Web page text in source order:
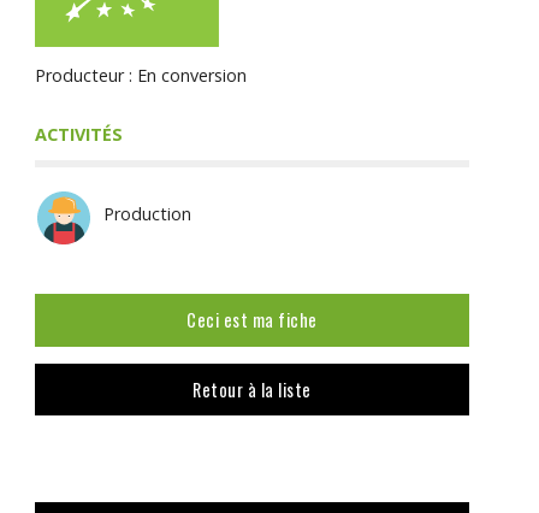
Producteur : En conversion
ACTIVITÉS
Production
Ceci est ma fiche
Retour à la liste